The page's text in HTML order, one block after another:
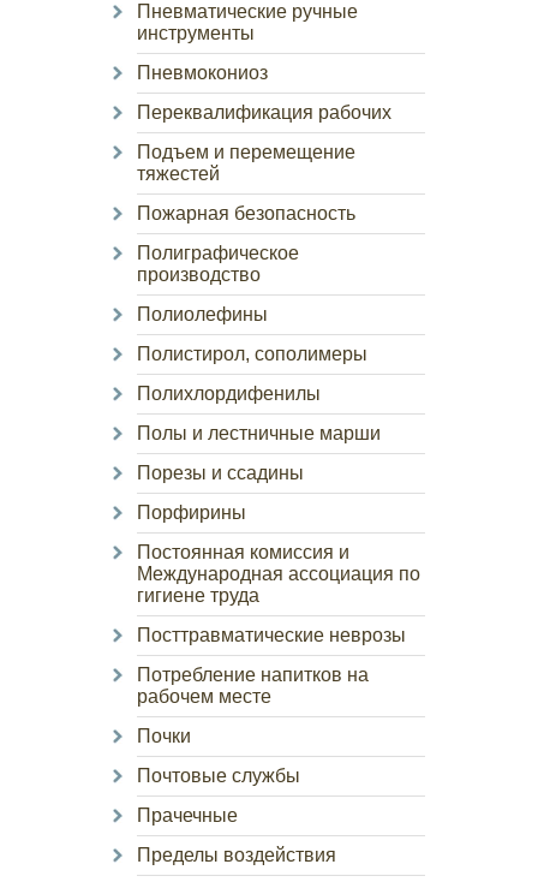
Пневматические ручные
инструменты
Пневмокониоз
Переквалификация рабочих
Подъем и перемещение
тяжестей
Пожарная безопасность
Полиграфическое
производство
Полиолефины
Полистирол, сополимеры
Полихлордифенилы
Полы и лестничные марши
Порезы и ссадины
Порфирины
Постоянная комиссия и
Международная ассоциация по
гигиене труда
Посттравматические неврозы
Потребление напитков на
рабочем месте
Почки
Почтовые службы
Прачечные
Пределы воздействия